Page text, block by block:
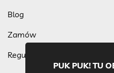
Blog
Zamów
Regulamin programu
PUK PUK! TU